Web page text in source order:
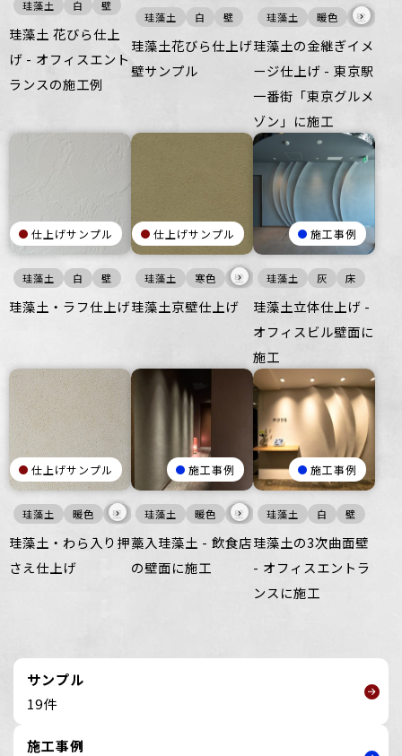
珪藻土 白 壁
珪藻土 花びら仕上
げ - オフィスエント
ランスの施工例
珪藻土 白 壁
珪藻土花びら仕上げ
壁サンプル
珪藻土 暖色 壁
›
珪藻土の金継ぎイメ
ージ仕上げ - 東京駅
一番街「東京グルメ
ゾン」に施工
仕上げサンプル
珪藻土 白 壁
珪藻土・ラフ仕上げ
仕上げサンプル
珪藻土 寒色 壁
›
珪藻土京壁仕上げ
施工事例
珪藻土 灰 床
珪藻土立体仕上げ -
オフィスビル壁面に
施工
仕上げサンプル
珪藻土 暖色 壁
›
珪藻土・わら入り押
さえ仕上げ
施工事例
珪藻土 暖色 壁
›
藁入珪藻土 - 飲食店
の壁面に施工
施工事例
珪藻土 白 壁
珪藻土の3次曲面壁
- オフィスエントラ
ンスに施工
サンプル
19件
施工事例